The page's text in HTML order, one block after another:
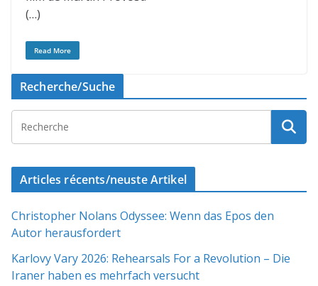
(…)
Read More
Recherche/Suche
Articles récents/neuste Artikel
Christopher Nolans Odyssee: Wenn das Epos den
Autor herausfordert
Karlovy Vary 2026: Rehearsals For a Revolution – Die
Iraner haben es mehrfach versucht